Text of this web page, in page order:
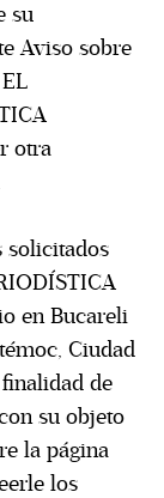
su
Aviso sobre
otra
solicitados
en Bucareli
Ciudad
de
su objeto
la página
los